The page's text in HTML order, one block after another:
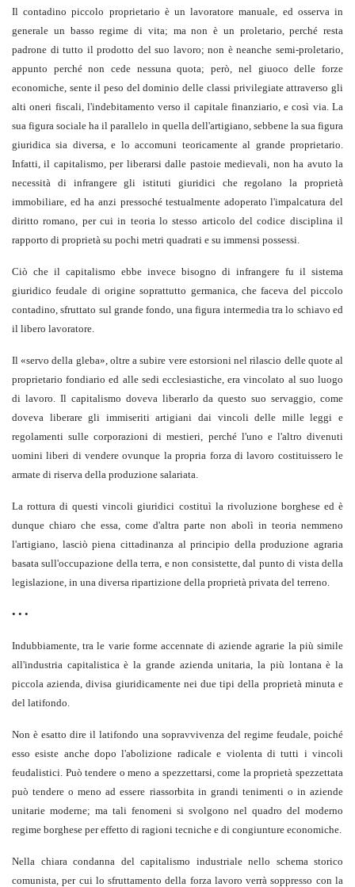
Il contadino piccolo proprietario è un lavoratore manuale, ed osserva in
generale un basso regime di vita; ma non è un proletario, perché resta
padrone di tutto il prodotto del suo lavoro; non è neanche semi-proletario,
appunto perché non cede nessuna quota; però, nel giuoco delle forze
economiche, sente il peso del dominio delle classi privilegiate attraverso gli
alti oneri fiscali, l'indebitamento verso il capitale finanziario, e così via. La
sua figura sociale ha il parallelo in quella dell'artigiano, sebbene la sua figura
giuridica sia diversa, e lo accomuni teoricamente al grande proprietario.
Infatti, il capitalismo, per liberarsi dalle pastoie medievali, non ha avuto la
necessità di infrangere gli istituti giuridici che regolano la proprietà
immobiliare, ed ha anzi pressoché testualmente adoperato l'impalcatura del
diritto romano, per cui in teoria lo stesso articolo del codice disciplina il
rapporto di proprietà su pochi metri quadrati e su immensi possessi.
Ciò che il capitalismo ebbe invece bisogno di infrangere fu il sistema
giuridico feudale di origine soprattutto germanica, che faceva del piccolo
contadino, sfruttato sul grande fondo, una figura intermedia tra lo schiavo ed
il libero lavoratore.
Il «servo della gleba», oltre a subire vere estorsioni nel rilascio delle quote al
proprietario fondiario ed alle sedi ecclesiastiche, era vincolato al suo luogo
di lavoro. Il capitalismo doveva liberarlo da questo suo servaggio, come
doveva liberare gli immiseriti artigiani dai vincoli delle mille leggi e
regolamenti sulle corporazioni di mestieri, perché l'uno e l'altro divenuti
uomini liberi di vendere ovunque la propria forza di lavoro costituissero le
armate di riserva della produzione salariata.
La rottura di questi vincoli giuridici costituì la rivoluzione borghese ed è
dunque chiaro che essa, come d'altra parte non abolì in teoria nemmeno
l'artigiano, lasciò piena cittadinanza al principio della produzione agraria
basata sull'occupazione della terra, e non consistette, dal punto di vista della
legislazione, in una diversa ripartizione della proprietà privata del terreno.
• • •
Indubbiamente, tra le varie forme accennate di aziende agrarie la più simile
all'industria capitalistica è la grande azienda unitaria, la più lontana è la
piccola azienda, divisa giuridicamente nei due tipi della proprietà minuta e
del latifondo.
Non è esatto dire il latifondo una sopravvivenza del regime feudale, poiché
esso esiste anche dopo l'abolizione radicale e violenta di tutti i vincoli
feudalistici. Può tendere o meno a spezzettarsi, come la proprietà spezzettata
può tendere o meno ad essere riassorbita in grandi tenimenti o in aziende
unitarie moderne; ma tali fenomeni si svolgono nel quadro del moderno
regime borghese per effetto di ragioni tecniche e di congiunture economiche.
Nella chiara condanna del capitalismo industriale nello schema storico
comunista, per cui lo sfruttamento della forza lavoro verrà soppresso con la